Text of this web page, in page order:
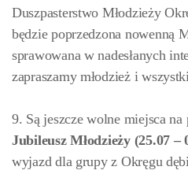
Duszpasterstwo Młodzieży
będzie poprzedzona nowenną
sprawowana w nadesłanych
zapraszamy młodzież i
9. Są jeszcze wolne miejsca
Jubileusz Młodzieży (25.07 –
wyjazd dla grupy z Okręgu